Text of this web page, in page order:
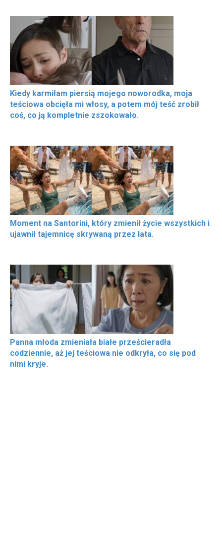
Kiedy karmiłam piersią mojego noworodka, moja
teściowa obcięła mi włosy, a potem mój teść zrobił
coś, co ją kompletnie zszokowało.
Moment na Santorini, który zmienił życie wszystkich i
ujawnił tajemnicę skrywaną przez lata.
Panna młoda zmieniała białe prześcieradła
codziennie, aż jej teściowa nie odkryła, co się pod
nimi kryje.